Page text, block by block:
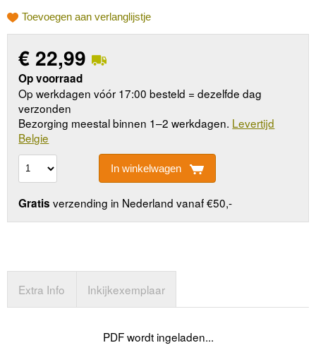
Toevoegen aan verlanglijstje
€ 22,99
Op voorraad
Op werkdagen vóór 17:00 besteld = dezelfde dag
verzonden
Bezorging meestal binnen 1–2 werkdagen. Levertijd
Belgie
In winkelwagen
Gratis verzending in Nederland vanaf €50,-
Extra Info Inkijkexemplaar
PDF wordt ingeladen...